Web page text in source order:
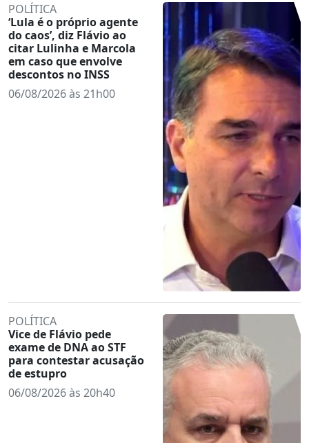
POLÍTICA
‘Lula é o próprio agente
do caos’, diz Flávio ao
citar Lulinha e Marcola
em caso que envolve
descontos no INSS
06/08/2026 às 21h00
POLÍTICA
Vice de Flávio pede
exame de DNA ao STF
para contestar acusação
de estupro
06/08/2026 às 20h40